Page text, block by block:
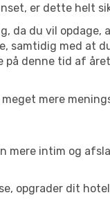
er dette helt
da du vil
samtidig med at
denne tid af
mere
intim og
opgrader dit